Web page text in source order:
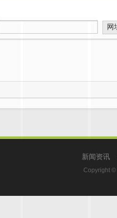
网
新闻资讯
Copyright